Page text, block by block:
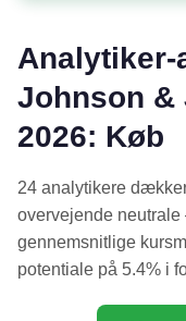
Analytiker-
Johnson &
2026: Køb
24 analytikere
overvejende
gennemsnitlige
potentiale på 5.4% i